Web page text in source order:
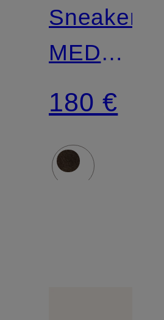
Sneaker
MEDALIST
LOW
UH
180 €